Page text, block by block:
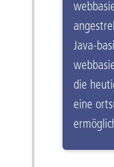
Java-
die
eine